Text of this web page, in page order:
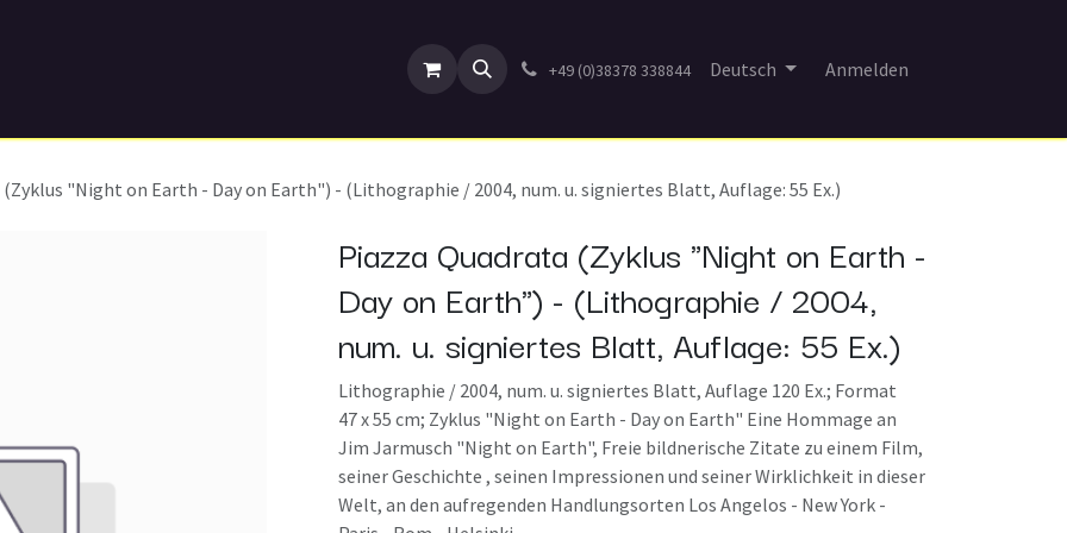
+49 (0)38378 338844 Deutsch Anmelden
"Night on Earth - Day on Earth") - (Lithographie / 2004, num. u. signiertes Blatt, Auflage: 55 Ex.)
Piazza Quadrata (Zyklus "Night on Earth -
Day on Earth") - (Lithographie / 2004,
num. u. signiertes Blatt, Auflage: 55 Ex.)
Lithographie / 2004, num. u. signiertes Blatt, Auflage 120 Ex.; Format
47 x 55 cm; Zyklus "Night on Earth - Day on Earth" Eine Hommage an
Jim Jarmusch "Night on Earth", Freie bildnerische Zitate zu einem Film,
seiner Geschichte , seinen Impressionen und seiner Wirklichkeit in dieser
Welt, an den aufregenden Handlungsorten Los Angelos - New York -